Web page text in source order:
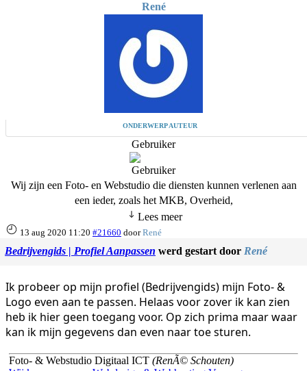
René
ONDERWERP AUTEUR
Gebruiker
Wij zijn een Foto- en Webstudio die diensten kunnen verlenen aan
een ieder, zoals het MKB, Overheid,
Lees meer
13 aug 2020 11:20 #21660 doorRené
Bedrijvengids | Profiel Aanpassen werd gestart door René
Ik probeer op mijn profiel (Bedrijvengids) mijn Foto- &
Logo even aan te passen. Helaas voor zover ik kan zien
heb ik hier geen toegang voor. Op zich prima maar waar
kan ik mijn gegevens dan even naar toe sturen.
Foto- & Webstudio Digitaal ICT (RenÃ© Schouten)